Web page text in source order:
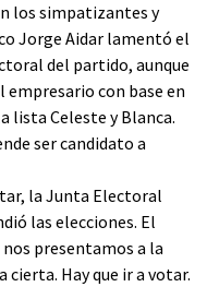
los simpatizantes y
Jorge Aidar lamentó el
del partido, aunque
con base en
lista Celeste y Blanca.
ser candidato a
la Junta Electoral
las elecciones. El
presentamos a la
cierta. Hay que ir a votar.